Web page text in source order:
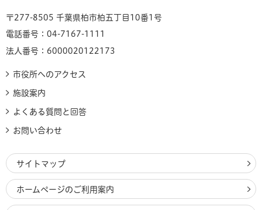
〒277-8505 千葉県柏市柏五丁目10番1号
電話番号：04-7167-1111
法人番号：6000020122173
市役所へのアクセス
施設案内
よくある質問と回答
お問い合わせ
サイトマップ
ホームページのご利用案内